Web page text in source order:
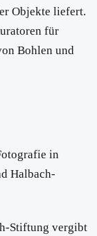
Objekte liefert.
für
Bohlen und
in
Halbach-
Stiftung vergibt